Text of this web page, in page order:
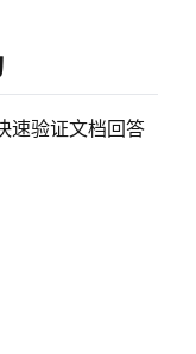
速验证文档回答